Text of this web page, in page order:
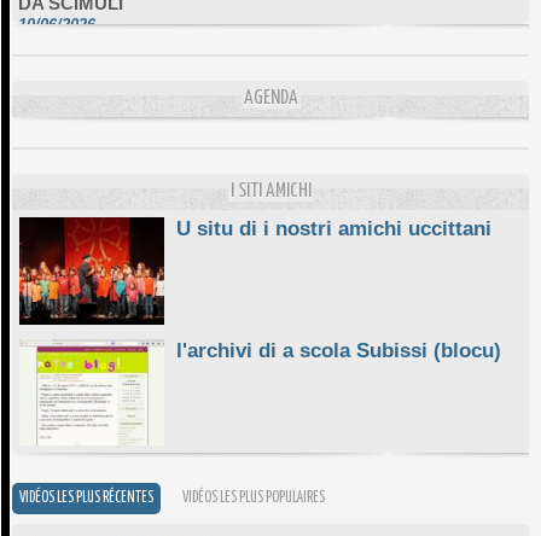
10/06/2026
E STELLE DI BASTIA
AGENDA
I SITI AMICHI
U situ di i nostri amichi uccittani
l'archivi di a scola Subissi (blocu)
VIDÉOS LES PLUS RÉCENTES VIDÉOS LES PLUS POPULAIRES